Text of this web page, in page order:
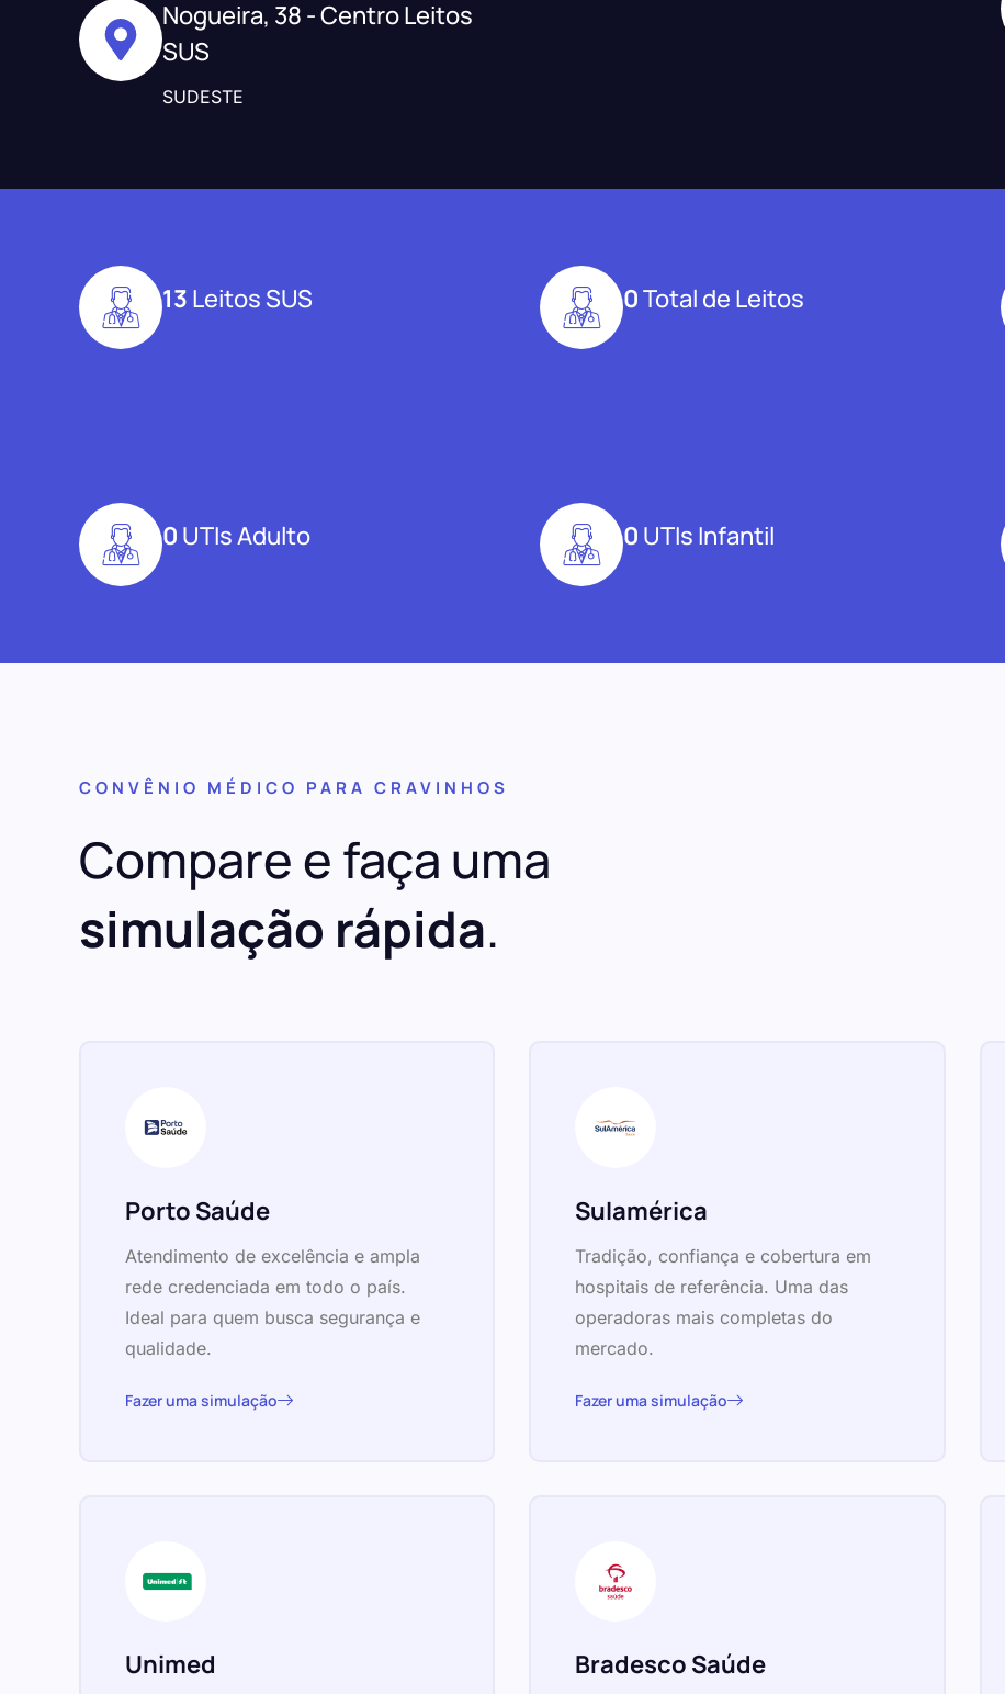
Nogueira, 38 - Centro Leitos
SUS
SUDESTE
13 Leitos SUS 0Total de Leitos
0 UTIs Adulto 0 UTIs Infantil
CONVÊNIO MÉDICO PARA CRAVINHOS
Compare e faça uma
simulação rápida.
Porto Saúde
Atendimento de excelência e ampla
rede credenciada em todo o país.
Ideal para quem busca segurança e
qualidade.
Fazer uma simulação
Sulamérica
Tradição, confiança e cobertura em
hospitais de referência. Uma das
operadoras mais completas do
mercado.
Fazer uma simulação
Unimed Bradesco Saúde